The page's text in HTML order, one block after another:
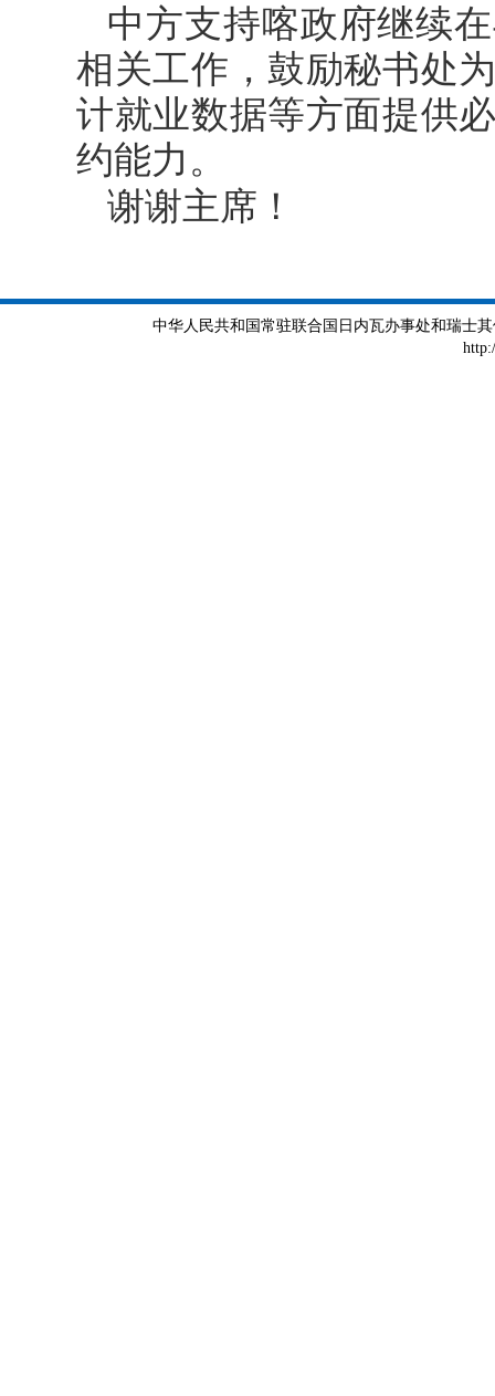
中方支持喀政府继续
相关工作，鼓励秘书处
计就业数据等方面提供
约能力。
谢谢主席！
中华人民共和国常驻联合国日内瓦办事处和瑞士